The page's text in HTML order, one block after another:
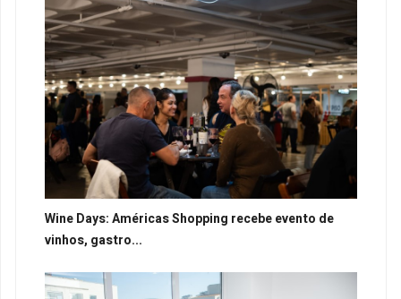
Wine Days: Américas Shopping recebe evento de
vinhos, gastro...